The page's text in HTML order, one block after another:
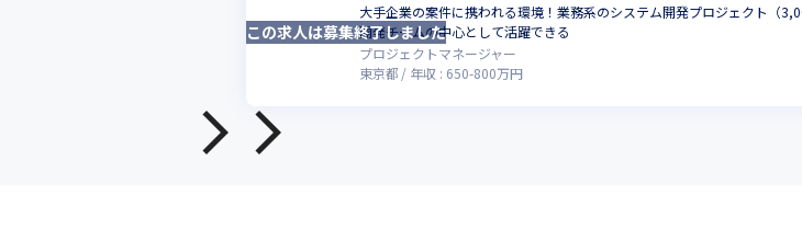
大手企業の案件に携われる環境！業務系のシステム開発プロジェクト（
開発チームの中心として活躍できる
プロジェクトマネージャー
東京都
年収 : 650-800万円
この求人は募集終了しました